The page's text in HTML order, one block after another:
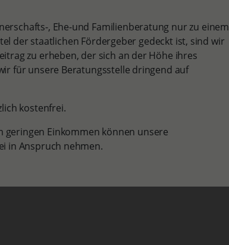
, Ehe-und Familienberatung nur zu einem
der staatlichen Fördergeber gedeckt ist, sind wir
zu erheben, der sich an der Höhe ihres
für unsere Beratungsstelle dringend auf
kostenfrei.
Einkommen können unsere
in Anspruch nehmen.